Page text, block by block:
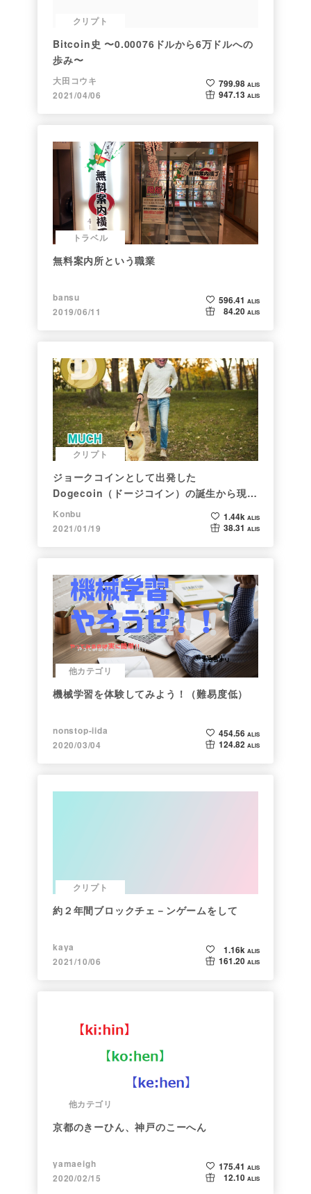
クリプト
Bitcoin史 〜0.00076ドルから6万ドルへの
歩み〜
大田コウキ
2021/04/06
799.98 ALIS
947.13 ALIS
トラベル
無料案内所という職業
bansu
2019/06/11
596.41 ALIS
84.20 ALIS
クリプト
ジョークコインとして出発した
Dogecoin（ドージコイン）の誕生から現在
まで。注目される非証券性🐶
Konbu
2021/01/19
1.44k ALIS
38.31 ALIS
他カテゴリ
機械学習を体験してみよう！（難易度低）
nonstop-iida
2020/03/04
454.56 ALIS
124.82 ALIS
クリプト
約２年間ブロックチェ－ンゲームをして
kaya
2021/10/06
1.16k ALIS
161.20 ALIS
他カテゴリ
京都のきーひん、神戸のこーへん
yamaeigh
2020/02/15
175.41 ALIS
12.10 ALIS